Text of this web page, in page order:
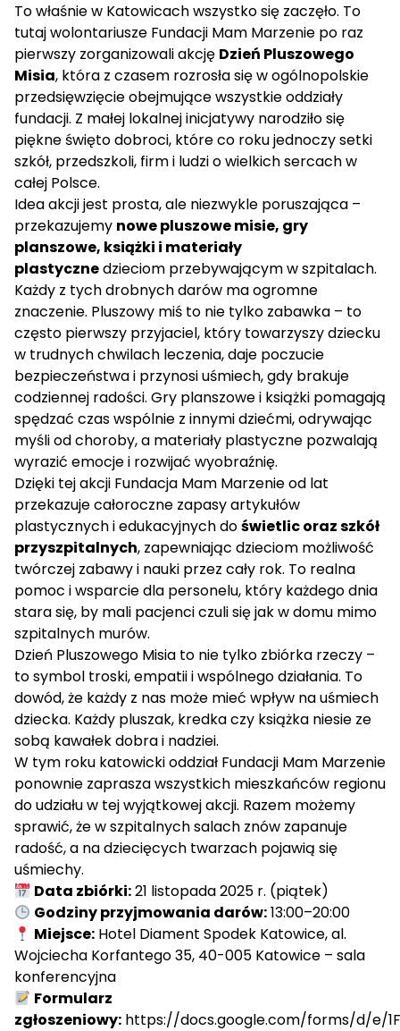
To właśnie w Katowicach wszystko się zaczęło. To
tutaj wolontariusze Fundacji Mam Marzenie po raz
pierwszy zorganizowali akcję Dzień Pluszowego
Misia, która z czasem rozrosła się w ogólnopolskie
przedsięwzięcie obejmujące wszystkie oddziały
fundacji. Z małej lokalnej inicjatywy narodziło się
piękne święto dobroci, które co roku jednoczy setki
szkół, przedszkoli, firm i ludzi o wielkich sercach w
całej Polsce.
Idea akcji jest prosta, ale niezwykle poruszająca –
przekazujemy nowe pluszowe misie, gry
planszowe, książki i materiały
plastycznedzieciom przebywającym w szpitalach.
Każdy z tych drobnych darów ma ogromne
znaczenie. Pluszowy miś to nie tylko zabawka – to
często pierwszy przyjaciel, który towarzyszy dziecku
w trudnych chwilach leczenia, daje poczucie
bezpieczeństwa i przynosi uśmiech, gdy brakuje
codziennej radości. Gry planszowe i książki pomagają
spędzać czas wspólnie z innymi dziećmi, odrywając
myśli od choroby, a materiały plastyczne pozwalają
wyrazić emocje i rozwijać wyobraźnię.
Dzięki tej akcji Fundacja Mam Marzenie od lat
przekazuje całoroczne zapasy artykułów
plastycznych i edukacyjnych doświetlic oraz szkół
przyszpitalnych, zapewniając dzieciom możliwość
twórczej zabawy i nauki przez cały rok. To realna
pomoc i wsparcie dla personelu, który każdego dnia
stara się, by mali pacjenci czuli się jak w domu mimo
szpitalnych murów.
Dzień Pluszowego Misia to nie tylko zbiórka rzeczy –
to symbol troski, empatii i wspólnego działania. To
dowód, że każdy z nas może mieć wpływ na uśmiech
dziecka. Każdy pluszak, kredka czy książka niesie ze
sobą kawałek dobra i nadziei.
W tym roku katowicki oddział Fundacji Mam Marzenie
ponownie zaprasza wszystkich mieszkańców regionu
do udziału w tej wyjątkowej akcji. Razem możemy
sprawić, że w szpitalnych salach znów zapanuje
radość, a na dziecięcych twarzach pojawią się
uśmiechy.
Data zbiórki:21 listopada 2025 r. (piątek)
Godziny przyjmowania darów:13:00–20:00
Miejsce: Hotel Diament Spodek Katowice, al.
Wojciecha Korfantego 35, 40-005 Katowice – sala
konferencyjna
Formularz
zgłoszeniowy: https://docs.google.com/forms/d/e/